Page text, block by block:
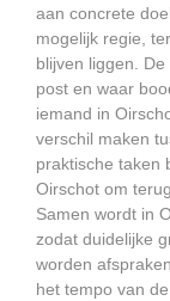
aan concrete
mogelijk regie,
blijven liggen.
post en waar
iemand in
verschil maken
praktische taken
Oirschot om
Samen wordt in
zodat duidelijke
worden
het tempo van